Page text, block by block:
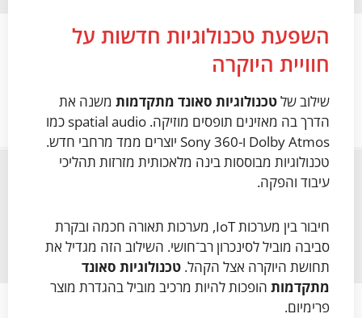
השפעת טכנולוגיות חדשות על
חוויית היוקרה
שילוב שלטכנולוגיות סאונד מתקדמות משנה את
הדרך בה מאזינים תופסים מוזיקה. spatial audio כמו
Dolby Atmos ו-Sony 360 יוצרים ממד מרחבי חדש.
טכנולוגיות מבוססות בינה מלאכותית מזרזות תהליכי
עיבוד והפקה.
חיבור בין מערכות IoT, מערכות תאורה חכמה ובקרת
סביבה מוביל לסינכרון רב־חושי. השילוב הזה מגדיל את
תחושת היוקרה אצל הקהל. טכנולוגיות סאונד
מתקדמות הופכות להיות מרכיב מוביל בהגדרת מוצר
פרימיום.